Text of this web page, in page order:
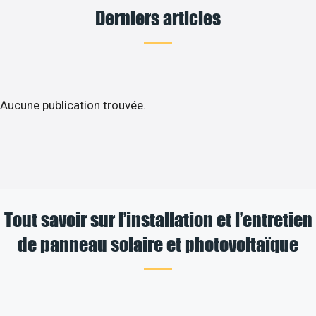
Derniers articles
Aucune publication trouvée.
Tout savoir sur l’installation et l’entretien
de panneau solaire et photovoltaïque